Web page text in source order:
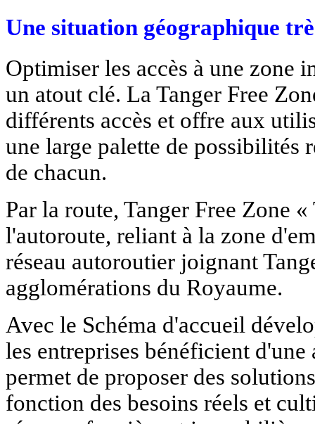
Une situation géographique
Optimiser les accès à une zone
un atout clé. La Tanger Free
différents accès et offre aux
une large palette de possibilités
de chacun.
Par la route, Tanger Free Zone
l'autoroute, reliant à la zone
réseau autoroutier joignant
agglomérations du Royaume.
Avec le Schéma d'accueil
les entreprises bénéficient
permet de proposer des
fonction des besoins réels et